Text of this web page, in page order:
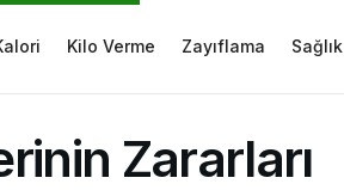
Kilo Verme Zayıflama Sağlık
Zararları